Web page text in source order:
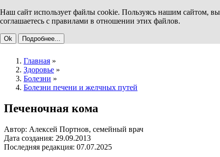
Наш сайт использует файлы cookie. Пользуясь нашим сайтом, вы
соглашаетесь с правилами в отношении этих файлов.
Ok Подробнее...
Главная »
Здоровье »
Болезни »
Болезни печени и желчных путей
Печеночная кома
Автор: Алексей Портнов, семейный врач
Дата создания: 29.09.2013
Последняя редакция: 07.07.2025